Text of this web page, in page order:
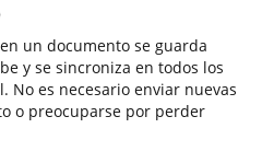
un documento se guarda
y se sincroniza en todos los
No es necesario enviar nuevas
o preocuparse por perder